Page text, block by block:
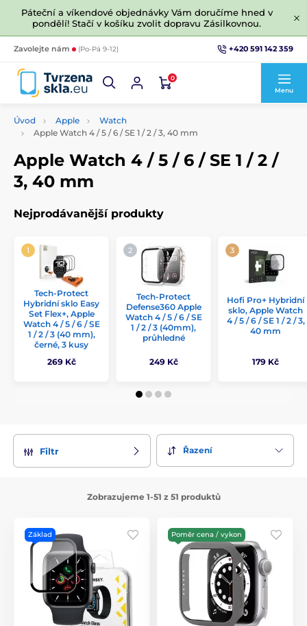
Páteční a víkendové objednávky Vám doručíme hned v
pondělí! Stačí v košíku zvolit dopravu Zásilkovnou.
Zavolejte nám (Po-Pá 9-12) +420 591 142 359
0
Menu
Úvod Apple
Watch
Apple Watch 4 / 5 / 6 / SE 1 / 2 / 3, 40 mm
Apple Watch 4 / 5 / 6 / SE 1 / 2 /
3, 40 mm
Nejprodávanější produkty
Tech-Protect
Hybridní sklo Easy
Set Flex+, Apple
Watch 4 / 5 / 6 / SE
1 / 2 / 3 (40 mm),
černé, 3 kusy
269 Kč
Tech-Protect
Defense360 Apple
Watch 4 / 5 / 6 / SE
1 / 2 / 3 (40mm),
průhledné
249 Kč
Hofi Pro+ Hybridní
sklo, Apple Watch
4 / 5 / 6 / SE 1 / 2 / 3,
40 mm
179 Kč
Filtr Řazení
Zobrazujeme 1-51 z 51 produktů
Základ Poměr cena / vykon